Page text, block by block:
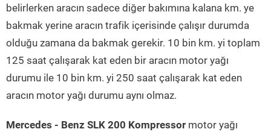
belirlerken aracın sadece diğer bakımına kalana km. ye
bakmak yerine aracın trafik içerisinde çalışır durumda
olduğu zamana da bakmak gerekir. 10 bin km. yi toplam
125 saat çalışarak kat eden bir aracın motor yağı
durumu ile 10 bin km. yi 250 saat çalışarak kat eden
aracın motor yağı durumu aynı olmaz.
Mercedes - Benz SLK 200 Kompressor motor yağı